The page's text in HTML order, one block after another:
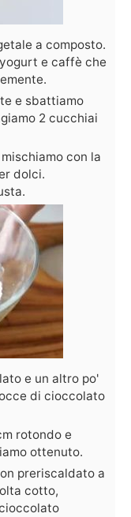
a composto.
e caffè che
e sbattiamo
2 cucchiai
con la
dolci.
e un altro po'
di cioccolato
rotondo e
ottenuto.
preriscaldato a
cotto,